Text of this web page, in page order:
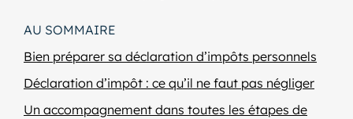
AU SOMMAIRE
Bien préparer sa déclaration d’impôts personnels
Déclaration d’impôt : ce qu’il ne faut pas négliger
Un accompagnement dans toutes les étapes de